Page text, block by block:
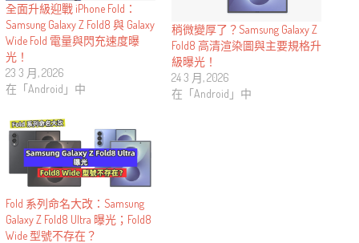
全面升級迎戰 iPhone Fold：
Samsung Galaxy Z Fold8 與 Galaxy
Wide Fold 電量與閃充速度曝
光！
23 3 月, 2026
在「Android」中
稍微變厚了？Samsung Galaxy Z
Fold8 高清渲染圖與主要規格升
級曝光！
24 3 月, 2026
在「Android」中
Fold 系列命名大改：Samsung
Galaxy Z Fold8 Ultra 曝光；Fold8
Wide 型號不存在？